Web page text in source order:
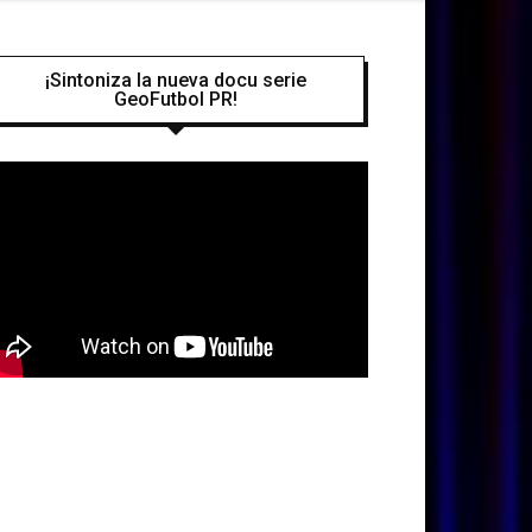
¡Sintoniza la nueva docu serie
GeoFutbol PR!